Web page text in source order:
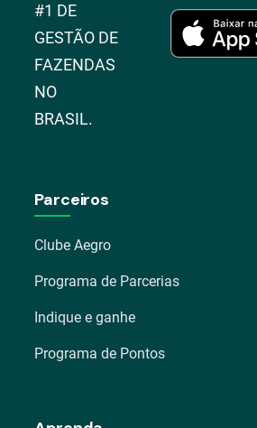
#1 DE
GESTÃO DE
FAZENDAS
NO
BRASIL.
Parceiros
Clube Aegro
Programa de Parcerias
Indique e ganhe
Programa de Pontos